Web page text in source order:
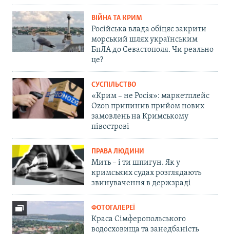
ВІЙНА ТА КРИМ
Російська влада обіцяє закрити
морський шлях українським
БпЛА до Севастополя. Чи реально
це?
СУСПІЛЬСТВО
«Крим – не Росія»: маркетплейс
Ozon припинив прийом нових
замовлень на Кримському
півострові
ПРАВА ЛЮДИНИ
Мить – і ти шпигун. Як у
кримських судах розглядають
звинувачення в держзраді
ФОТОГАЛЕРЕЇ
Краса Сімферопольського
водосховища та занедбаність